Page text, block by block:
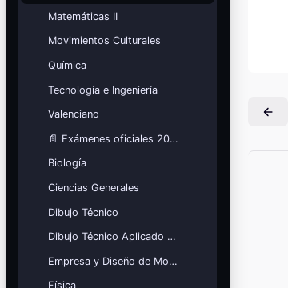
Blocchi
Matemáticas II
Movimientos Culturales
Química
Tecnología e Ingeniería
Valenciano
📄 Exámenes oficiales 2026
Biología
Ciencias Generales
Dibujo Técnico
Dibujo Técnico Aplicado a las Artes
Empresa y Diseño de Modelos de Negocio
Física